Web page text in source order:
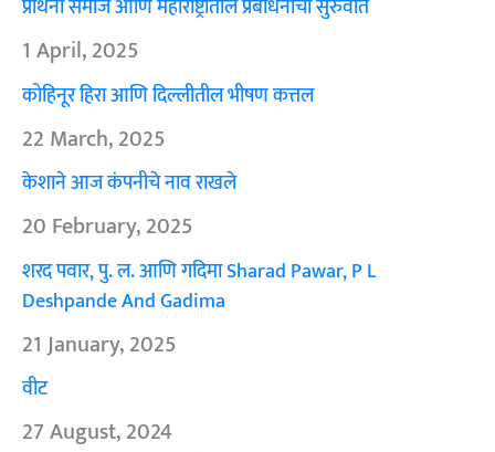
प्रार्थना समाज आणि महाराष्ट्रातील प्रबोधनाची सुरुवात
1 April, 2025
कोहिनूर हिरा आणि दिल्लीतील भीषण कत्तल
22 March, 2025
केशाने आज कंपनीचे नाव राखले
20 February, 2025
शरद पवार, पु. ल. आणि गदिमा Sharad Pawar, P L
Deshpande And Gadima
21 January, 2025
वीट
27 August, 2024